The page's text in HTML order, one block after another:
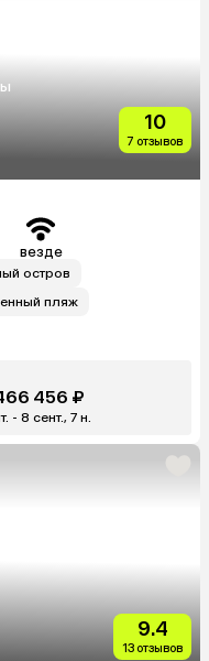
10
7 отзывов
везде
остров
пляж
456 ₽
- 8 сент., 7 н.
9.4
13 отзывов